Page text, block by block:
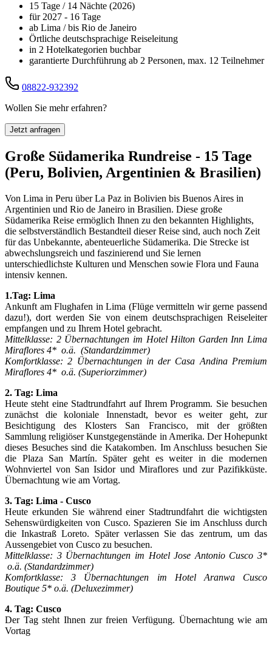
15 Tage / 14 Nächte (2026)
für 2027 - 16 Tage
ab Lima / bis Rio de Janeiro
Örtliche deutschsprachige Reiseleitung
in 2 Hotelkategorien buchbar
garantierte Durchführung ab 2 Personen, max. 12 Teilnehmer
08822-932392
Wollen Sie mehr erfahren?
Jetzt anfragen
Große Südamerika Rundreise - 15 Tage
(Peru, Bolivien, Argentinien & Brasilien)
Von Lima in Peru über La Paz in Bolivien bis Buenos Aires in
Argentinien und Rio de Janeiro in Brasilien. Diese große
Südamerika Reise ermöglich Ihnen zu den bekannten Highlights,
die selbstverständlich Bestandteil dieser Reise sind, auch noch Zeit
für das Unbekannte, abenteuerliche Südamerika. Die Strecke ist
abwechslungsreich und faszinierend und Sie lernen
unterschiedlichste Kulturen und Menschen sowie Flora und Fauna
intensiv kennen.
1.Tag: Lima
Ankunft am Flughafen in Lima (Flüge vermitteln wir gerne passend
dazu!), dort werden Sie von einem deutschsprachigen Reiseleiter
empfangen und zu Ihrem Hotel gebracht.
Mittelklasse: 2 Übernachtungen im Hotel Hilton Garden Inn Lima
Miraflores 4* o.ä. (Standardzimmer)
Komfortklasse: 2 Übernachtungen in der Casa Andina Premium
Miraflores 4* o.ä. (Superiorzimmer)
2. Tag: Lima
Heute steht eine Stadtrundfahrt auf Ihrem Programm. Sie besuchen
zunächst die koloniale Innenstadt, bevor es weiter geht, zur
Besichtigung des Klosters San Francisco, mit der größten
Sammlung religiöser Kunstgegenstände in Amerika. Der Hohepunkt
dieses Besuches sind die Katakomben. Im Anschluss besuchen Sie
die Plaza San Martín. Später geht es weiter in die modernen
Wohnviertel von San Isidor und Miraflores und zur Pazifikküste.
Übernachtung wie am Vortag.
3. Tag: Lima - Cusco
Heute erkunden Sie während einer Stadtrundfahrt die wichtigsten
Sehenswürdigkeiten von Cusco. Spazieren Sie im Anschluss durch
die Inkastraß Loreto. Später verlassen Sie das zentrum, um das
Aussengebiet von Cusco zu besuchen.
Mittelklasse: 3 Übernachtungen im Hotel Jose Antonio Cusco 3*
o.ä. (Standardzimmer)
Komfortklasse: 3 Übernachtungen im Hotel Aranwa Cusco
Boutique 5* o.ä. (Deluxezimmer)
4. Tag: Cusco
Der Tag steht Ihnen zur freien Verfügung. Übernachtung wie am
Vortag